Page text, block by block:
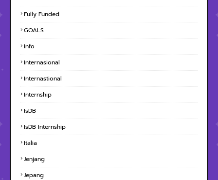
Fully Funded
GOALS
Info
Internasional
Internastional
Internship
IsDB
IsDB Internship
Italia
Jenjang
Jepang